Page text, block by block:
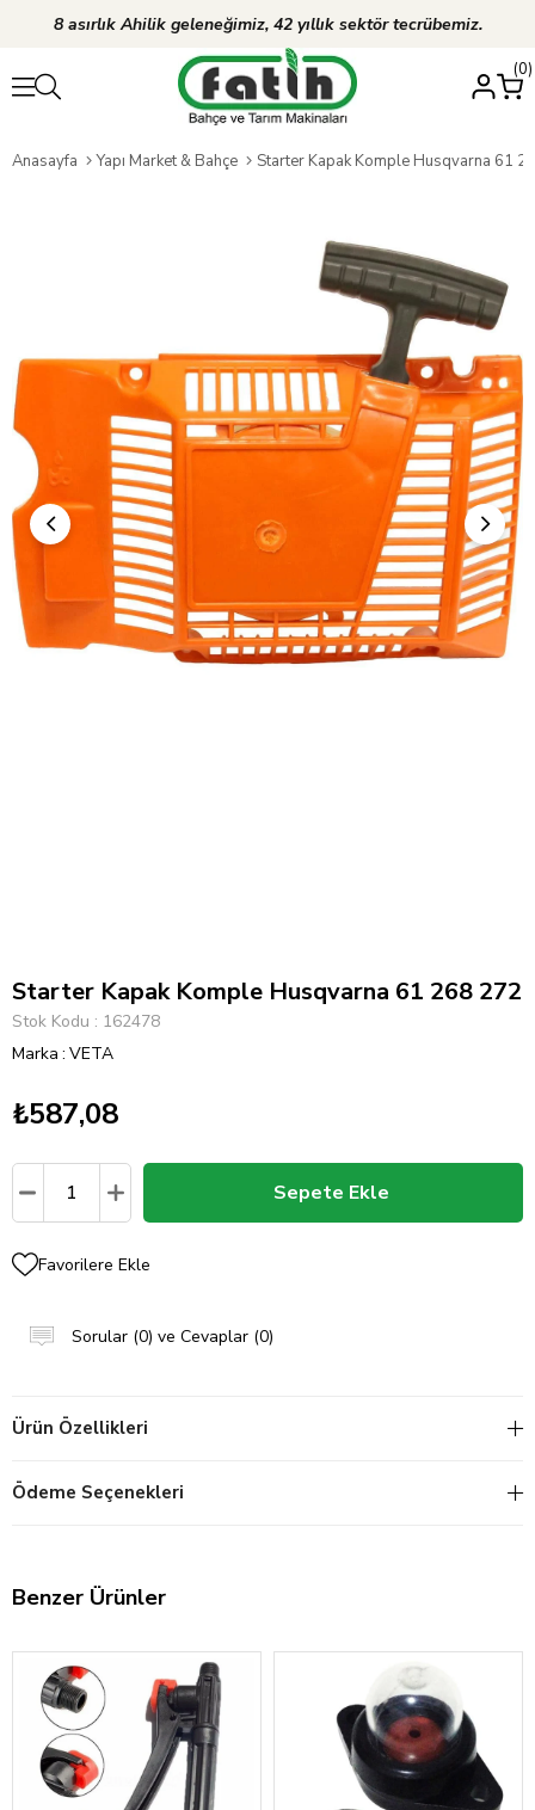
8 asırlık Ahilik geleneğimiz, 42 yıllık sektör tecrübemiz.
0
Anasayfa Yapı Market & Bahçe Starter Kapak Komple Husqvarna 61
Starter Kapak Komple Husqvarna 61 268 272
Stok Kodu
162478
Marka : VETA
₺587,08
Favorilere Ekle
Sorular (0) ve Cevaplar (0)
Ürün Özellikleri
Ödeme Seçenekleri
Benzer Ürünler